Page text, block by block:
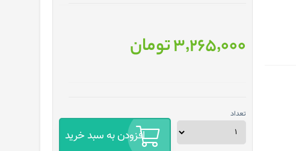
3٬265٬000 تومان
تعداد
افزودن به سبد خرید